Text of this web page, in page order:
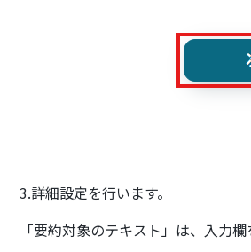
3.詳細設定を行います。
「要約対象のテキスト」は、入力